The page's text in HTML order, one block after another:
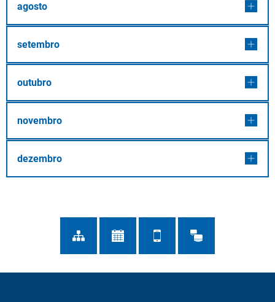
agosto
setembro
outubro
novembro
dezembro